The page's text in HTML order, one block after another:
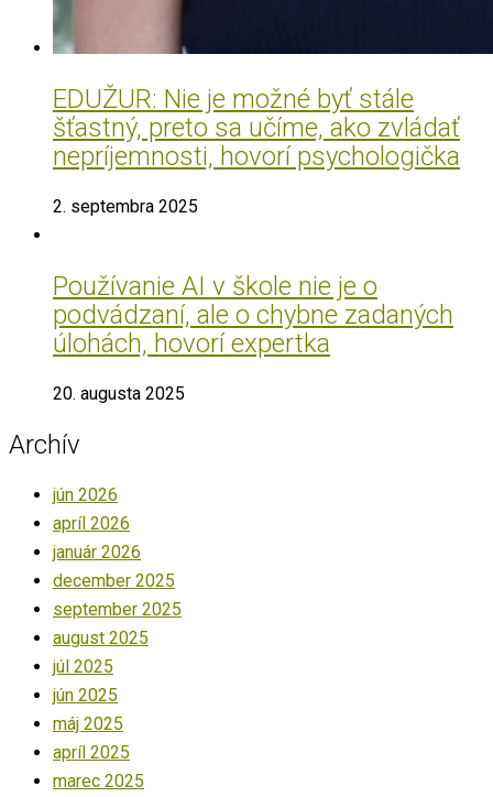
EDUŽUR: Nie je možné byť stále
šťastný, preto sa učíme, ako zvládať
nepríjemnosti, hovorí psychologička
2. septembra 2025
Používanie AI v škole nie je o
podvádzaní, ale o chybne zadaných
úlohách, hovorí expertka
20. augusta 2025
Archív
jún 2026
apríl 2026
január 2026
december 2025
september 2025
august 2025
júl 2025
jún 2025
máj 2025
apríl 2025
marec 2025